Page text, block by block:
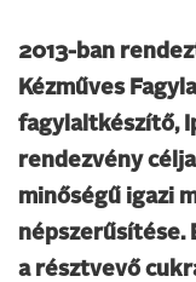
2013-ban
Kézműves
fagylaltkészítő,
rendezvény
minőségű igazi
népszerűsítése.
a résztvevő